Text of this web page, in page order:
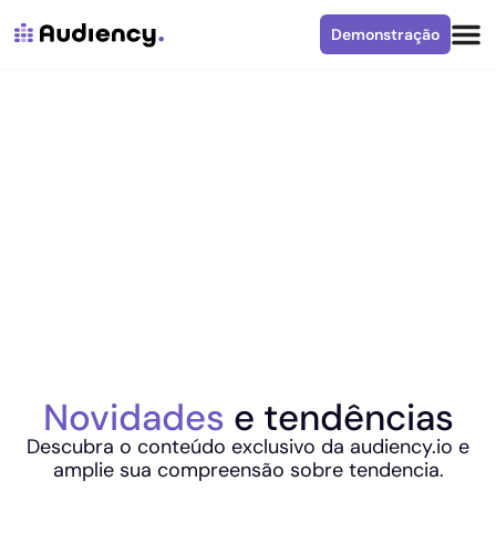
Demonstração
Novidades e tendências
Descubra o conteúdo exclusivo da audiency.io e
amplie sua compreensão sobre tendencia.